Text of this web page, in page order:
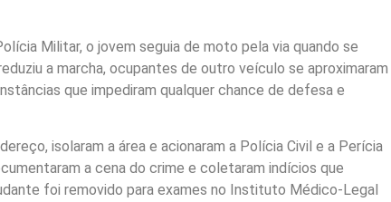
Militar, o jovem seguia de moto pela via quando se
a marcha, ocupantes de outro veículo se aproximaram
que impediram qualquer chance de defesa e
isolaram a área e acionaram a Polícia Civil e a Perícia
a cena do crime e coletaram indícios que
foi removido para exames no Instituto Médico-Legal